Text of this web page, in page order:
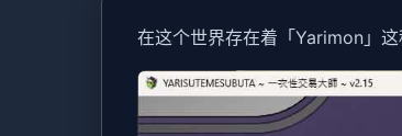
在这个世界存在着「Yarimon」这